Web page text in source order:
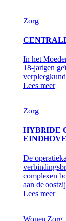
Zorg
In het
18-jarigen
Lees meer
Zorg
HYBRIDE
De
complexen
aan de
Lees meer
Wonen Zorg